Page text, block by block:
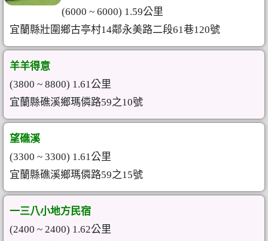
(6000 ~ 6000) 1.59公里
宜蘭縣壯圍鄉古亭村14鄰永美路二段61巷120號
羊羊得意
(3800 ~ 8800) 1.61公里
宜蘭縣礁溪鄉瑪僯路59之10號
望礁溪
(3300 ~ 3300) 1.61公里
宜蘭縣礁溪鄉瑪僯路59之15號
一三八小地方民宿
(2400 ~ 2400) 1.62公里